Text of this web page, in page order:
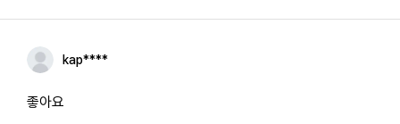
kap****
좋아요